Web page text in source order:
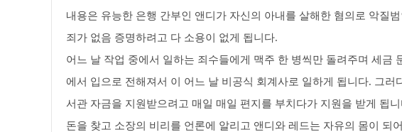
내용은 유능한 은행 간부인 앤디가 자신의 아내를 살해한 혐의로 악질
죄가 없음 증명하려고 다 소용이 없게 됩니다.
어느 날 작업 중에서 일하는 죄수들에게 맥주 한 병씩만 돌려주며 세금
에서 입으로 전해져서 이 어느 날 비공식 회계사로 일하게 됩니다. 그
서관 자금을 지원받으려고 매일 매일 편지를 부치다가 지원을 받게 됩
돈을 찾고 소장의 비리를 언론에 알리고 앤디와 레드는 자유의 몸이 되